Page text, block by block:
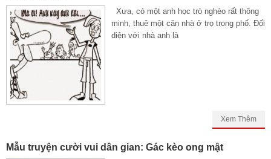
Xưa, có một anh học trò nghèo rất thông
minh, thuê một căn nhà ở trọ trong phố. Đối
diện với nhà anh là
Xem Thêm
Mẫu truyện cười vui dân gian: Gác kèo ong mật